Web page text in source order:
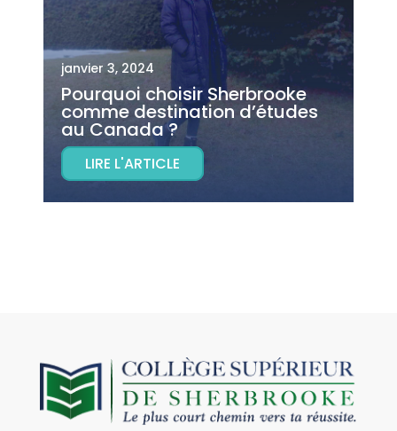
janvier 3, 2024
Pourquoi choisir Sherbrooke
comme destination d’études
au Canada ?
LIRE L'ARTICLE